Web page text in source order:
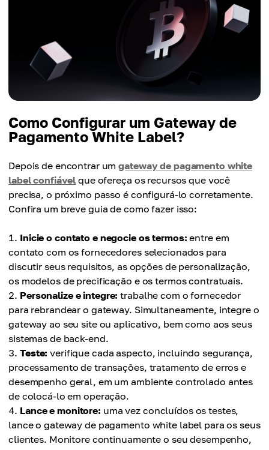
Como Configurar um Gateway de
Pagamento White Label?
Depois de encontrar umgateway de pagamento white
label confiável que ofereça os recursos que você
precisa, o próximo passo é configurá-lo corretamente.
Confira um breve guia de como fazer isso:
Inicie o contato e negocie os termos: entre em
contato com os fornecedores selecionados para
discutir seus requisitos, as opções de personalização,
os modelos de precificação e os termos contratuais.
Personalize e integre: trabalhe com o fornecedor
para rebrandear o gateway. Simultaneamente, integre o
gateway ao seu site ou aplicativo, bem como aos seus
sistemas de back-end.
Teste: verifique cada aspecto, incluindo segurança,
processamento de transações, tratamento de erros e
desempenho geral, em um ambiente controlado antes
de colocá-lo em operação.
Lance e monitore: uma vez concluídos os testes,
lance o gateway de pagamento white label para os seus
clientes. Monitore continuamente o seu desempenho,